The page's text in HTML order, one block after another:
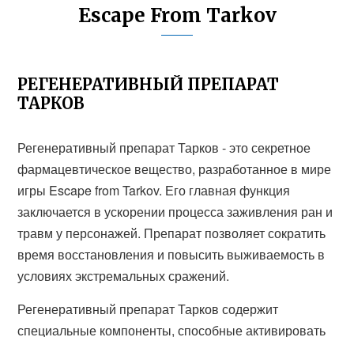
Escape From Tarkov
РЕГЕНЕРАТИВНЫЙ ПРЕПАРАТ
ТАРКОВ
Регенеративный препарат Тарков - это секретное
фармацевтическое вещество, разработанное в мире
игры Escape from Tarkov. Его главная функция
заключается в ускорении процесса заживления ран и
травм у персонажей. Препарат позволяет сократить
время восстановления и повысить выживаемость в
условиях экстремальных сражений.
Регенеративный препарат Тарков содержит
специальные компоненты, способные активировать